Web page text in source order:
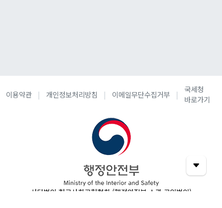
이용약관 개인정보처리방침 이메일무단수집거부
국세청
바로가기
사단법인 한국사회공헌협회 (행정안전부 소관 공익법인)